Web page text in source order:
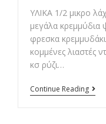
ΥΛΙΚΑ 1/2 μικρο
μεγάλα κρεμμύδια
φρεσκα
κομμένες λιαστές
κσ ρύζι…
Continue Reading